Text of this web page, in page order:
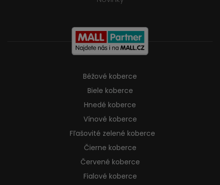
Béžové koberce
Biele koberce
Hnedé koberce
Vínové koberce
Fľašovité zelené koberce
Čierne koberce
Červené koberce
Fialové koberce